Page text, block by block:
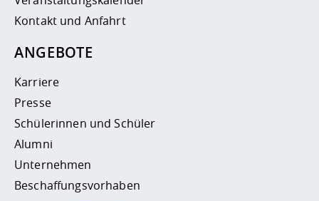
Kontakt und Anfahrt
ANGEBOTE
Karriere
Presse
Schülerinnen und Schüler
Alumni
Unternehmen
Beschaffungsvorhaben